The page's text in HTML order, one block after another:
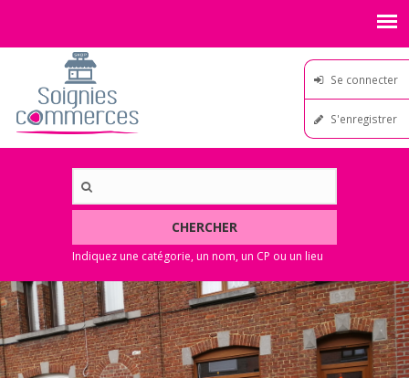
Se connecter
S'enregistrer
CHERCHER